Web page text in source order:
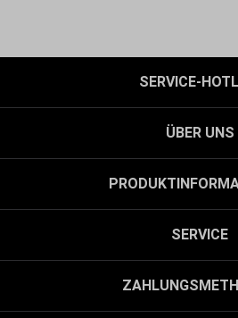
SERVICE-
ÜBER UNS
SERVICE